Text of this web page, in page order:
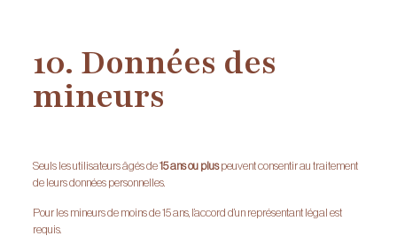
10. Données des
mineurs
Seuls les utilisateurs âgés de15 ans ou pluspeuvent consentir au traitement
de leurs données personnelles.
Pour les mineurs de moins de 15 ans, l’accord d’un représentant légal est
requis.